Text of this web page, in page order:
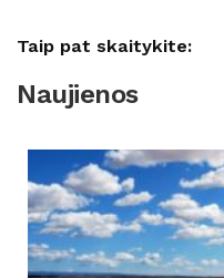
Taip pat skaitykite:
Naujienos